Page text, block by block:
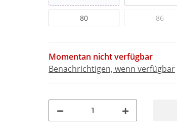
80 86
Momentan nicht verfügbar
Benachrichtigen, wenn verfügbar